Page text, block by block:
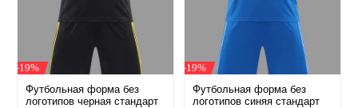
-19%
Футбольная форма без
логотипов черная стандарт
-19%
Футбольная форма без
логотипов синяя стандарт